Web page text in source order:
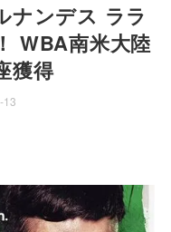
ナンデス ララ
WBA南米大陸
獲得
13